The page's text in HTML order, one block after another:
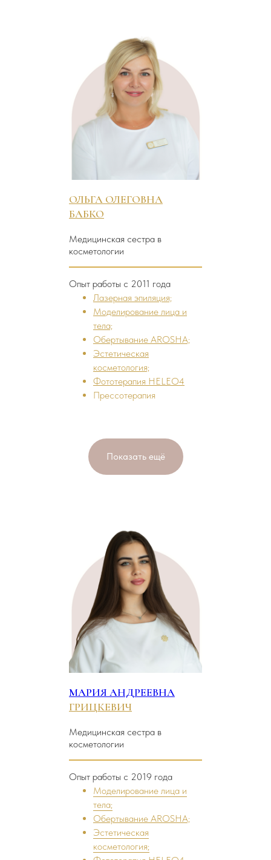
ОЛЬГА ОЛЕГОВНА
БАБКО
Медицинская сестра в
косметологии
Опыт работы с 2011 года
Лазерная эпиляция;
Моделирование лица и
тела;
Обертывание AROSHA;
Эстетическая
косметология;
Фототерапия HELEO4
Прессотерапия
Показать ещё
МАРИЯ АНДРЕЕВНА
ГРИЦКЕВИЧ
Медицинская сестра в
косметологии
Опыт работы с 2019 года
Моделирование лица и
тела;
Обертывание AROSHA;
Эстетическая
косметология;